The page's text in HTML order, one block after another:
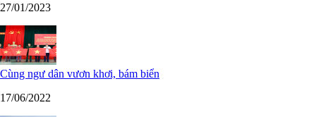
27/01/2023
Cùng ngư dân vươn khơi, bám biển
17/06/2022